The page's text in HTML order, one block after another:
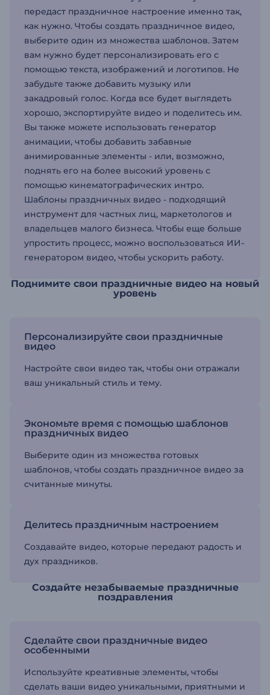
передаст праздничное настроение именно так,
как нужно. Чтобы создать праздничное видео,
выберите один из множества шаблонов. Затем
вам нужно будет персонализировать его с
помощью текста, изображений и логотипов. Не
забудьте также добавить музыку или
закадровый голос. Когда все будет выглядеть
хорошо, экспортируйте видео и поделитесь им.
Вы также можете использовать генератор
анимации, чтобы добавить забавные
анимированные элементы - или, возможно,
поднять его на более высокий уровень с
помощью кинематографических интро.
Шаблоны праздничных видео - подходящий
инструмент для частных лиц, маркетологов и
владельцев малого бизнеса. Чтобы еще больше
упростить процесс, можно воспользоваться ИИ-
генератором видео, чтобы ускорить работу.
Поднимите свои праздничные видео на новый
уровень
Персонализируйте свои праздничные
видео
Настройте свои видео так, чтобы они отражали
ваш уникальный стиль и тему.
Экономьте время с помощью шаблонов
праздничных видео
Выберите один из множества готовых
шаблонов, чтобы создать праздничное видео за
считанные минуты.
Делитесь праздничным настроением
Создавайте видео, которые передают радость и
дух праздников.
Создайте незабываемые праздничные
поздравления
Сделайте свои праздничные видео
особенными
Используйте креативные элементы, чтобы
сделать ваши видео уникальными, приятными и